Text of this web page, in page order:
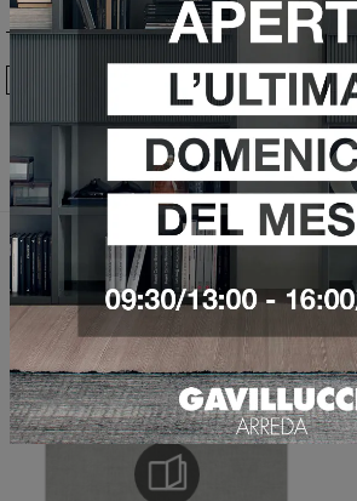
Sfoglia i cataloghi
Ho preso visione della Privacy Policy
Invia